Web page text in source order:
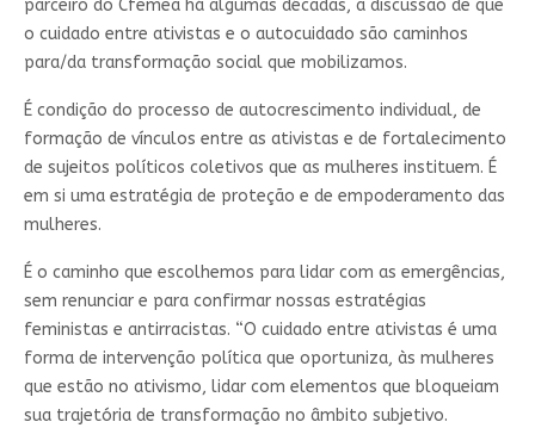
parceiro do Cfemea há algumas décadas, a discussão de que
o cuidado entre ativistas e o autocuidado são caminhos
para/da transformação social que mobilizamos.
É condição do processo de autocrescimento individual, de
formação de vínculos entre as ativistas e de fortalecimento
de sujeitos políticos coletivos que as mulheres instituem. É
em si uma estratégia de proteção e de empoderamento das
mulheres.
É o caminho que escolhemos para lidar com as emergências,
sem renunciar e para confirmar nossas estratégias
feministas e antirracistas. “O cuidado entre ativistas é uma
forma de intervenção política que oportuniza, às mulheres
que estão no ativismo, lidar com elementos que bloqueiam
sua trajetória de transformação no âmbito subjetivo.